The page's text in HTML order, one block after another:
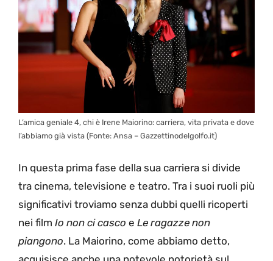
L’amica geniale 4, chi è Irene Maiorino: carriera, vita privata e dove
l’abbiamo già vista (Fonte: Ansa – Gazzettinodelgolfo.it)
In questa prima fase della sua carriera si divide
tra cinema, televisione e teatro. Tra i suoi ruoli più
significativi troviamo senza dubbi quelli ricoperti
nei film Io non ci casco e Le ragazze non
piangono. La Maiorino, come abbiamo detto,